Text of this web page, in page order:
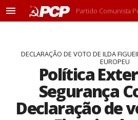
M
Partido Comunista
DECLARAÇÃO DE VOTO DE ILDA
EUROPEU
Política
Segurança
Declaração de